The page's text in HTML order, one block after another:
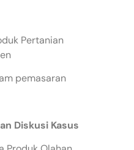
Pertanian
pemasaran
Diskusi Kasus